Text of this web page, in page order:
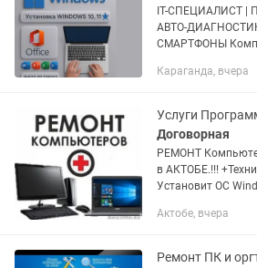
IT-СПЕЦИАЛИСТ |
АВТО-
СМАРТФОНЫ Компьютеры и ноутбуки:
Установка
Караганда, вчера
Договорная
РЕМОНТ
в АКТОБЕ.!!! +Техник-Программист
Установит ОС
защита + кодеки,
Актобе, вчера
Ремонт ПК и